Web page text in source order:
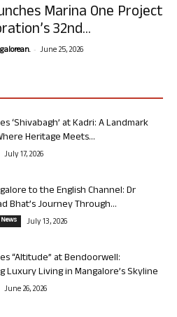
Marina One Project
32nd...
- June 25, 2026
‘Shivabagh’ at Kadri: A Landmark
Heritage Meets...
July 17, 2026
to the English Channel: Dr
Bhat’s Journey Through...
July 13, 2026
“Altitude” at Bendoorwell:
Luxury Living in Mangalore’s Skyline
June 26, 2026